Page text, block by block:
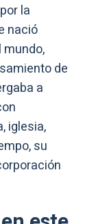
la
nació
mundo,
de
a
iglesia,
su